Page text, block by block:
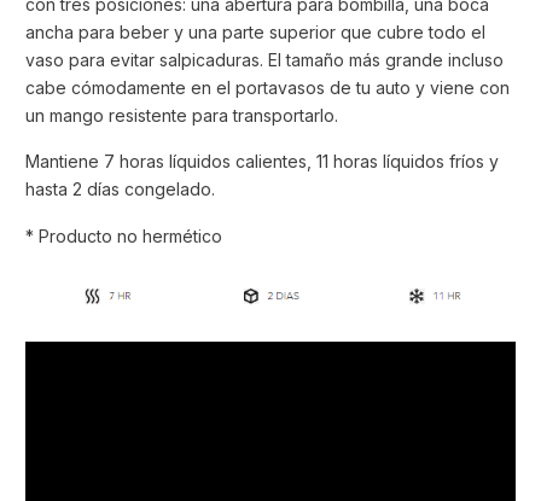
ancha para beber y una parte superior que cubre todo el
vaso para evitar salpicaduras. El tamaño más grande incluso
cabe cómodamente en el portavasos de tu auto y viene con
un mango resistente para transportarlo.
Mantiene 7 horas líquidos calientes, 11 horas líquidos fríos y
hasta 2 días congelado.
* Producto no hermético